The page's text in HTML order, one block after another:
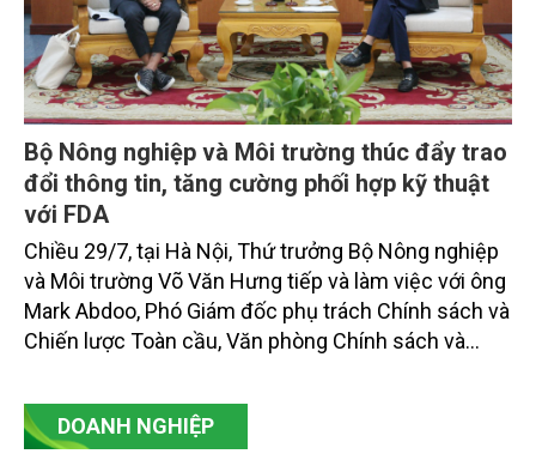
Bộ Nông nghiệp và Môi trường thúc đẩy trao
đổi thông tin, tăng cường phối hợp kỹ thuật
với FDA
Chiều 29/7, tại Hà Nội, Thứ trưởng Bộ Nông nghiệp
và Môi trường Võ Văn Hưng tiếp và làm việc với ông
Mark Abdoo, Phó Giám đốc phụ trách Chính sách và
Chiến lược Toàn cầu, Văn phòng Chính sách và
và Dược phẩm Hoa Kỳ (FDA).
DOANH NGHIỆP